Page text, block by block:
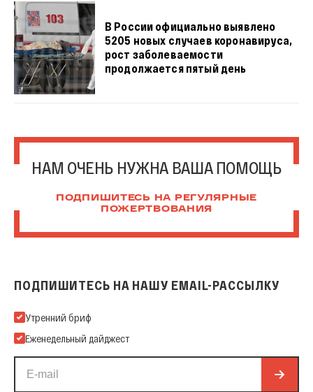
В России официально выявлено
5205 новых случаев коронавируса,
рост заболеваемости
продолжается пятый день
НАМ ОЧЕНЬ НУЖНА ВАША ПОМОЩЬ
ПОДПИШИТЕСЬ НА РЕГУЛЯРНЫЕ
ПОЖЕРТВОВАНИЯ
ПОДПИШИТЕСЬ НА НАШУ EMAIL-РАССЫЛКУ
Подпишитесь на нашу Email-рассылку
Утренний бриф
Еженедельный дайджест